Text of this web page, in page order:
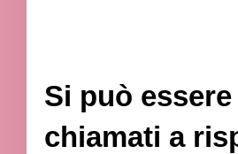
Si può essere
chiamati a